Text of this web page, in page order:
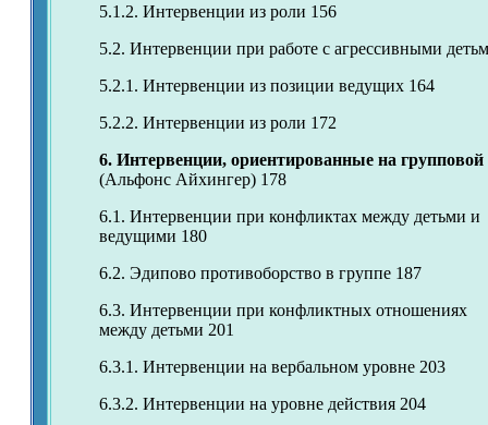
5.1.2. Интервенции из роли 156
5.2. Интервенции при работе с агрессивными
5.2.1. Интервенции из позиции ведущих 164
5.2.2. Интервенции из роли 172
6. Интервенции, ориентированные на групповой
(Альфонс Айхингер) 178
6.1. Интервенции при конфликтах между детьми и
ведущими 180
6.2. Эдипово противоборство в группе 187
6.3. Интервенции при конфликтных отношениях
между детьми 201
6.3.1. Интервенции на вербальном уровне 203
6.3.2. Интервенции на уровне действия 204